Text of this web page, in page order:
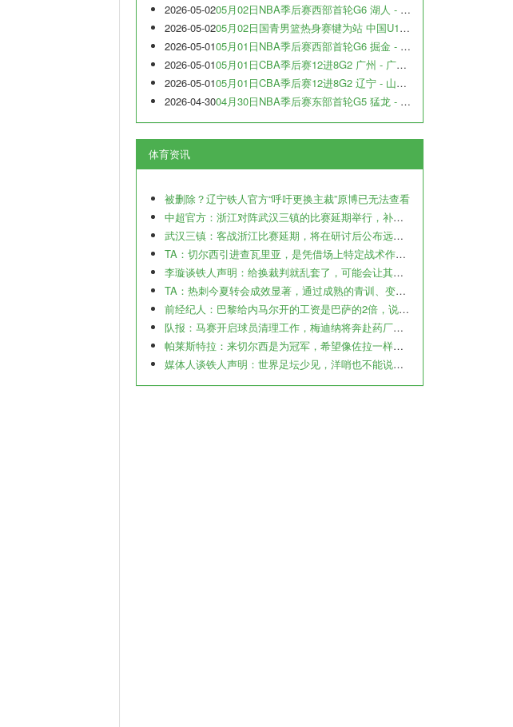
2026-05-0205月02日NBA季后赛西部首轮G6 湖人 - 火箭 全场录像
2026-05-0205月02日国青男篮热身赛犍为站 中国U17男篮 - 阿尔法学院 全场录像
2026-05-0105月01日NBA季后赛西部首轮G6 掘金 - 森林狼 全场录像
2026-05-0105月01日CBA季后赛12进8G2 广州 - 广东 全场录像
2026-05-0105月01日CBA季后赛12进8G2 辽宁 - 山东 全场录像
2026-04-3004月30日NBA季后赛东部首轮G5 猛龙 - 骑士 全场录像
体育资讯
被删除？辽宁铁人官方“呼吁更换主裁”原博已无法查看
中超官方：浙江对阵武汉三镇的比赛延期举行，补赛时间另行通知
武汉三镇：客战浙江比赛延期，将在研讨后公布远征球迷的补偿方案
TA：切尔西引进查瓦里亚，是凭借场上特定战术作用被选中的即战力
李璇谈铁人声明：给换裁判就乱套了，可能会让其他裁判产生共情
TA：热刺今夏转会成效显著，通过成熟的青训、变现完成阵容迭代
前经纪人：巴黎给内马尔开的工资是巴萨的2倍，说到底还是钱
队报：马赛开启球员清理工作，梅迪纳将奔赴药厂，鲁利将加盟曼城
帕莱斯特拉：来切尔西是为冠军，希望像佐拉一样成为蓝军传奇
媒体人谈铁人声明：世界足坛少见，洋哨也不能说判罚就没问题